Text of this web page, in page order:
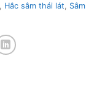
Hắc sâm thái lát
Sâm